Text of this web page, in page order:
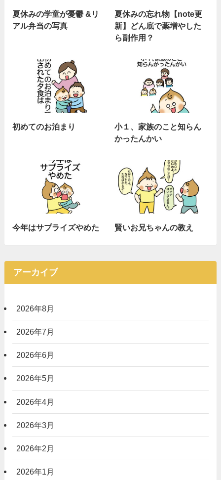
夏休みの学童が憂鬱 &リ
アル弁当の写真
夏休みの忘れ物【note更
新】どん底で薬増やした
ら副作用？
初めてのお泊まり
小１、家族のこと知らん
かったんかい
今年はサプライズやめた 賢いお兄ちゃんの教え
アーカイブ
2026年8月
2026年7月
2026年6月
2026年5月
2026年4月
2026年3月
2026年2月
2026年1月